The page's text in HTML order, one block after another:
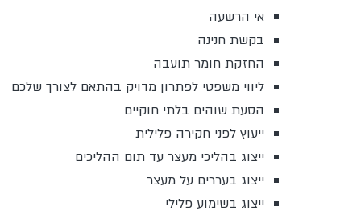
אי הרשעה
בקשת חנינה
החזקת חומר תועבה
ליווי משפטי לפתרון מדויק בהתאם לצורך שלכם
הסעת שוהים בלתי חוקיים
ייעוץ לפני חקירה פלילית
ייצוג בהליכי מעצר עד תום ההליכים
ייצוג בעררים על מעצר
ייצוג בשימוע פלילי